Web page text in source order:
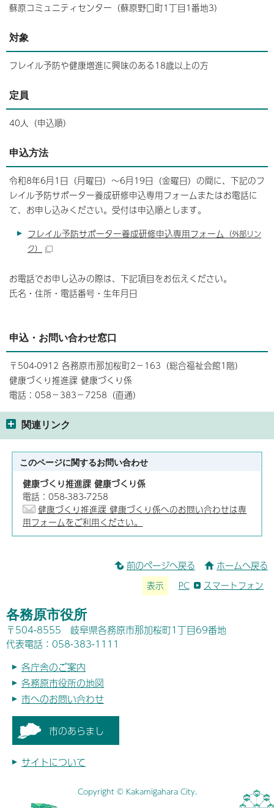
蘇原コミュニティセンター（蘇原野口町1丁目1番地3）
対象
フレイル予防や健康増進に興味のある18歳以上の方
定員
40人（申込順）
申込方法
令和8年6月1日（月曜日）～6月19日（金曜日）の間に、下記のフ
レイル予防サポーター養成研修申込専用フォームまたはお電話に
て、お申し込みください。受付は申込順とします。
フレイル予防サポーター養成研修申込専用フォーム （外部リン
ク）
お電話でお申し込みの際は、下記項目をお伝えください。
氏名・住所・電話番号・生年月日
申込・お問い合わせ窓口
〒504-0912 各務原市那加桜町2－163（総合福祉会館1階）
健康づくり推進課 健康づくり係
電話：058－383－7258（直通）
関連リンク
このページに関するお問い合わせ
健康づくり推進課 健康づくり係
電話：058-383-7258
健康づくり推進課 健康づくり係へのお問い合わせは専
用フォームをご利用ください。
前のページへ戻る ホームへ戻る
表示 PC スマートフォン
各務原市役所
〒504-8555 岐阜県各務原市那加桜町1丁目69番地
代表電話：058-383-1111
各庁舎のご案内
各務原市役所の地図
市へのお問い合わせ
市のあらまし
サイトについて
Copyright © Kakamigahara City.